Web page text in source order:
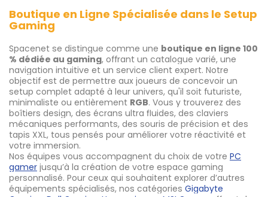
Boutique en Ligne Spécialisée dans le Setup
Gaming
Spacenet se distingue comme une boutique en ligne 100
% dédiée au gaming, offrant un catalogue varié, une
navigation intuitive et un service client expert. Notre
objectif est de permettre aux joueurs de concevoir un
setup complet adapté à leur univers, qu'il soit futuriste,
minimaliste ou entièrement RGB. Vous y trouverez des
boîtiers design, des écrans ultra fluides, des claviers
mécaniques performants, des souris de précision et des
tapis XXL, tous pensés pour améliorer votre réactivité et
votre immersion.
Nos équipes vous accompagnent du choix de votre PC
gamer jusqu’à la création de votre espace gaming
personnalisé. Pour ceux qui souhaitent explorer d’autres
équipements spécialisés, nos catégories Gigabyte